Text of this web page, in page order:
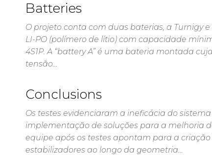
Batteries
O projeto conta com duas baterias, a Turnigy
LI-PO (polímero de lítio) com capacidade
4S1P. A “battery A” é uma bateria montada
tensão…
Conclusions
Os testes evidenciaram a ineficácia do
implementação de soluções para a melhoria
equipe após os testes apontam para a
estabilizadores ao longo da geometria…